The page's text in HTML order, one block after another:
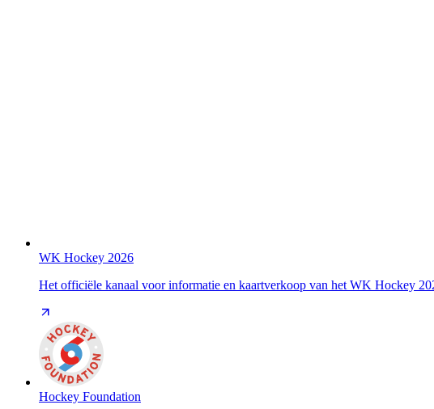
WK Hockey 2026
Het officiële kanaal voor informatie en kaartverkoop van het WK Hockey
Hockey Foundation